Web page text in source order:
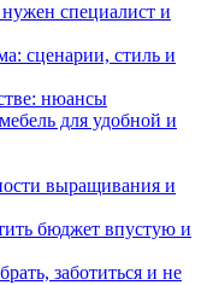
специалист и
сценарии, стиль и
нюансы
для удобной и
выращивания и
бюджет впустую и
заботиться и не